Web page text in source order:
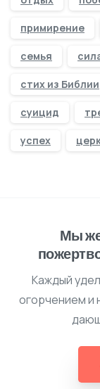
примирение
семья
стих из Библии
суицид
успех
Мы
Каждый
огорчением и